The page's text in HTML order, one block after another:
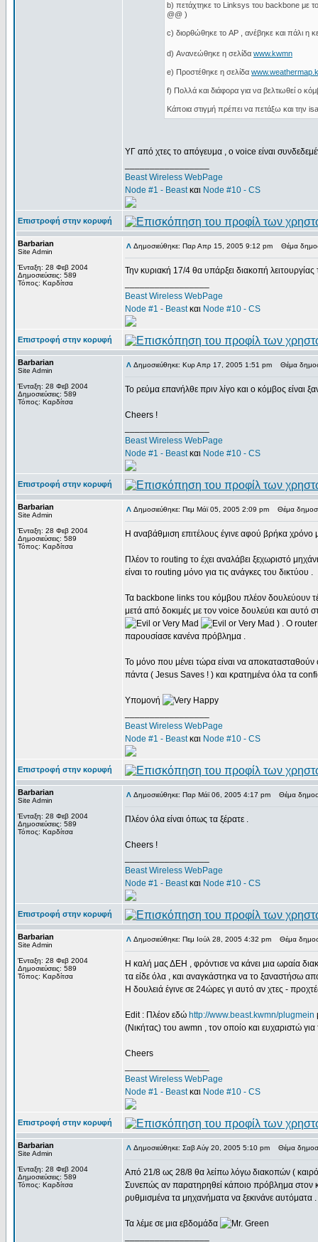
b) πετάχτηκε το Linksys του backbone με
@@ )
c) διορθώθηκε το AP , ανέβηκε και πάλι η
d) Ανανεώθηκε η σελίδα www.kwmn
e) Προστέθηκε η σελίδα
f) Πολλά και διάφορα για να βελτιωθεί ο
Κάποια στιγμή πρέπει να πετάξω και την
ΥΓ από χτες το απόγευμα , ο voice είναι
Beast Wireless WebPage
Node #1 - Beastκαι Node #10 - CS
Επιστροφή στην κορυφή
Barbarian
Site Admin
Ένταξη: 28 Φεβ 2004
Δημοσιεύσεις: 589
Τόπος: Καρδίτσα
Δημοσιεύθηκε: Παρ Απρ 15, 2005 9:12 pm Θέμα
Την κυριακή 17/4 θα υπάρξει διακοπή
Beast Wireless WebPage
Node #1 - Beastκαι Node #10 - CS
Επιστροφή στην κορυφή
Barbarian
Site Admin
Ένταξη: 28 Φεβ 2004
Δημοσιεύσεις: 589
Τόπος: Καρδίτσα
Δημοσιεύθηκε: Κυρ Απρ 17, 2005 1:51 pm Θέμα
Το ρεύμα επανήλθε πριν λίγο και ο κόμβος είναι
Cheers !
Beast Wireless WebPage
Node #1 - Beastκαι Node #10 - CS
Επιστροφή στην κορυφή
Barbarian
Site Admin
Ένταξη: 28 Φεβ 2004
Δημοσιεύσεις: 589
Τόπος: Καρδίτσα
Δημοσιεύθηκε: Πεμ Μάϊ 05, 2005 2:09 pm Θέμα
Η αναβάθμιση επιτέλους έγινε αφού βρήκα χρόνο
Πλέον το routing το έχει αναλάβει ξεχωριστό
είναι το routing μόνο για τις ανάγκες του δικτύου .
Τα backbone links του κόμβου πλέον δουλεύουν
μετά από δοκιμές με τον voice δουλεύει και αυτό
) . O
παρουσίασε κανένα πρόβλημα .
Το μόνο που μένει τώρα είναι να
πάντα ( Jesus Saves ! ) και κρατημένα όλα τα
Υπομονή
Beast Wireless WebPage
Node #1 - Beastκαι Node #10 - CS
Επιστροφή στην κορυφή
Barbarian
Site Admin
Ένταξη: 28 Φεβ 2004
Δημοσιεύσεις: 589
Τόπος: Καρδίτσα
Δημοσιεύθηκε: Παρ Μάϊ 06, 2005 4:17 pm Θέμα
Πλέον όλα είναι όπως τα ξέρατε .
Cheers !
Beast Wireless WebPage
Node #1 - Beastκαι Node #10 - CS
Επιστροφή στην κορυφή
Barbarian
Site Admin
Ένταξη: 28 Φεβ 2004
Δημοσιεύσεις: 589
Τόπος: Καρδίτσα
Δημοσιεύθηκε: Πεμ Ιούλ 28, 2005 4:32 pm Θέμα
Η καλή μας ΔΕΗ , φρόντισε να κάνει μια ωραία
τα είδε όλα , και αναγκάστηκα να το ξαναστήσω
Η δουλειά έγινε σε 24ώρες γι αυτό αν χτες -
Edit : Πλέον εδώ http://www.beast.kwmn/plugmein
(Νικήτας) του awmn , τον οποίο και ευχαριστώ
Cheers
Beast Wireless WebPage
Node #1 - Beastκαι Node #10 - CS
Επιστροφή στην κορυφή
Barbarian
Site Admin
Ένταξη: 28 Φεβ 2004
Δημοσιεύσεις: 589
Τόπος: Καρδίτσα
Δημοσιεύθηκε: Σαβ Αύγ 20, 2005 5:10 pm Θέμα
Από 21/8 ως 28/8 θα λείπω λόγω διακοπών (
Συνεπώς αν παρατηρηθεί κάποιο πρόβλημα στον
ρυθμισμένα τα μηχανήματα να ξεκινάνε αυτόματα
Τα λέμε σε μια εβδομάδα